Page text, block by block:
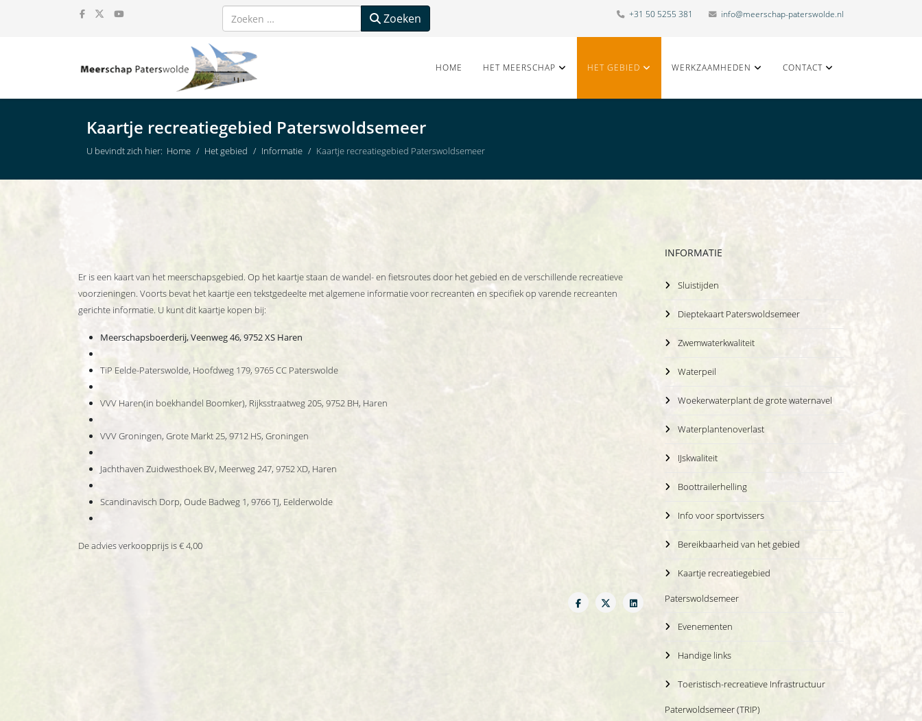
Zoeken Zoeken +31 50 5255 381 info@meerschap-paterswolde.nl
HOME HET MEERSCHAP HET GEBIED WERKZAAMHEDEN CONTACT
Kaartje recreatiegebied Paterswoldsemeer
U bevindt zich hier: Home Het gebied Informatie Kaartje recreatiegebied Paterswoldsemeer
Er is een kaart van het meerschapsgebied. Op het kaartje staan de wandel- en fietsroutes door het gebied en de verschillende recreatieve
voorzieningen. Voorts bevat het kaartje een tekstgedeelte met algemene informatie voor recreanten en specifiek op varende recreanten
gerichte informatie. U kunt dit kaartje kopen bij:
Meerschapsboerderij, Veenweg 46, 9752 XS Haren
TiP Eelde-Paterswolde, Hoofdweg 179, 9765 CC Paterswolde
VVV Haren(in boekhandel Boomker), Rijksstraatweg 205, 9752 BH, Haren
VVV Groningen, Grote Markt 25, 9712 HS, Groningen
Jachthaven Zuidwesthoek BV, Meerweg 247, 9752 XD, Haren
Scandinavisch Dorp, Oude Badweg 1, 9766 TJ, Eelderwolde
De advies verkoopprijs is € 4,00
INFORMATIE
Sluistijden
Dieptekaart Paterswoldsemeer
Zwemwaterkwaliteit
Waterpeil
Woekerwaterplant de grote waternavel
Waterplantenoverlast
IJskwaliteit
Boottrailerhelling
Info voor sportvissers
Bereikbaarheid van het gebied
Kaartje recreatiegebied
Paterswoldsemeer
Evenementen
Handige links
Toeristisch-recreatieve Infrastructuur
Paterwoldsemeer (TRIP)